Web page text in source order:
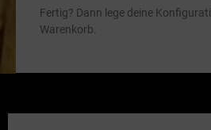
Fertig? Dann lege deine
Warenkorb.